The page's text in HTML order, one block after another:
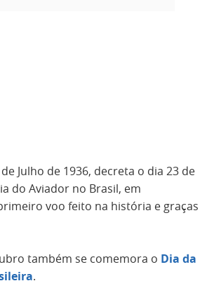
de Julho de 1936, decreta o dia 23 de
do Aviador no Brasil, em
voo feito na história e graças
também se comemora o Dia da
.